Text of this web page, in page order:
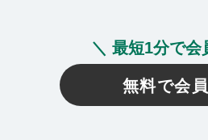
＼ 最短1分で会
無料で会